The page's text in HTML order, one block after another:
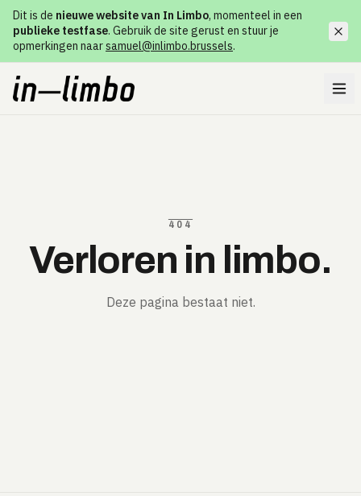
Dit is de nieuwe website van In Limbo, momenteel in een
publieke testfase. Gebruik de site gerust en stuur je
opmerkingen naarsamuel@inlimbo.brussels.
404
Verloren in limbo.
Deze pagina bestaat niet.